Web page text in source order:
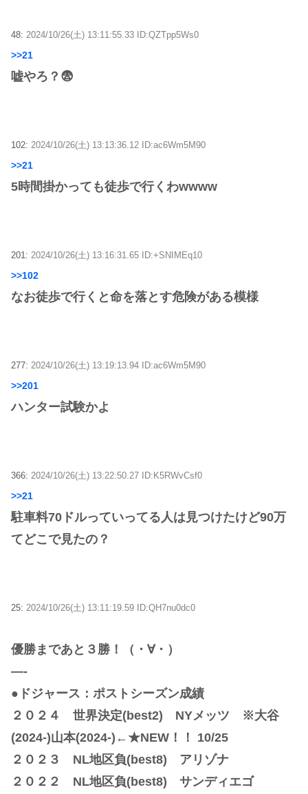
48: 2024/10/26(土) 13:11:55.33 ID:QZTpp5Ws0
>>21
嘘やろ？😨
102: 2024/10/26(土) 13:13:36.12 ID:ac6Wm5M90
>>21
5時間掛かっても徒歩で行くわwwww
201: 2024/10/26(土) 13:16:31.65 ID:+SNIMEq10
>>102
なお徒歩で行くと命を落とす危険がある模様
277: 2024/10/26(土) 13:19:13.94 ID:ac6Wm5M90
>>201
ハンター試験かよ
366: 2024/10/26(土) 13:22:50.27 ID:K5RWvCsf0
>>21
駐車料70ドルっていってる人は見つけたけど90万
てどこで見たの？
25: 2024/10/26(土) 13:11:19.59 ID:QH7nu0dc0
優勝まであと３勝！（・∀・）
—-
●ドジャース：ポストシーズン成績
２０２４ 世界決定(best2) NYメッツ ※大谷
(2024-)山本(2024-)←★NEW！！ 10/25
２０２３ NL地区負(best8) アリゾナ
２０２２ NL地区負(best8) サンディエゴ